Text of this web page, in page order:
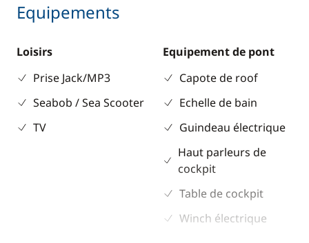
Equipements
Loisirs
Prise Jack/MP3
Seabob / Sea Scooter
TV
Equipement de pont
Capote de roof
Echelle de bain
Guindeau électrique
Haut parleurs de
cockpit
Table de cockpit
Winch électrique